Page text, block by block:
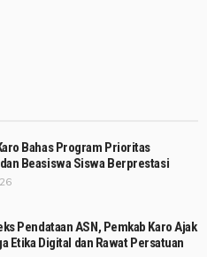
Bahas Program Prioritas
Beasiswa Siswa Berprestasi
Pendataan ASN, Pemkab Karo Ajak
Etika Digital dan Rawat Persatuan